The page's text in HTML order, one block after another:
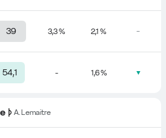
39 3,3 % 2,1 % -
54,1 - 1,6 % ▼
A. Lemaitre